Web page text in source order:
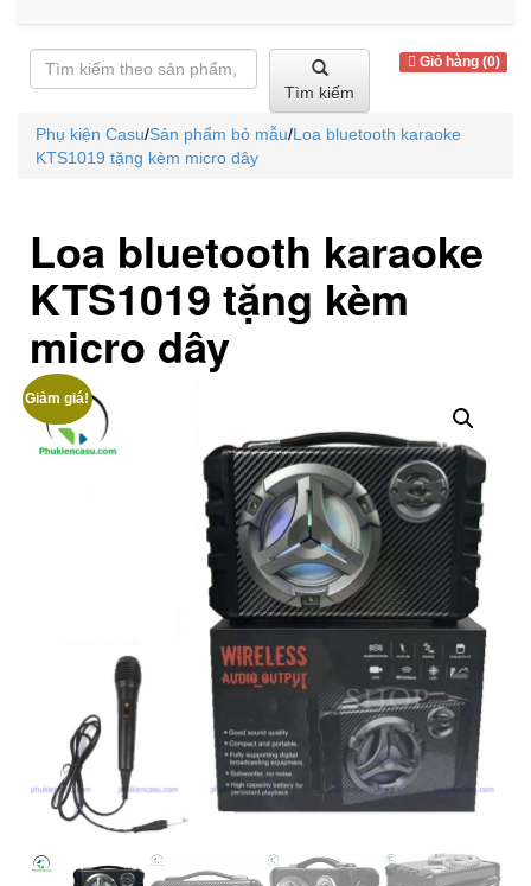
Tìm kiếm
Giỏ hàng (0)
Phụ kiện Casu/Sản phẩm bỏ mẫu/Loa bluetooth karaoke
KTS1019 tặng kèm micro dây
Loa bluetooth karaoke
KTS1019 tặng kèm
micro dây
Giảm giá!